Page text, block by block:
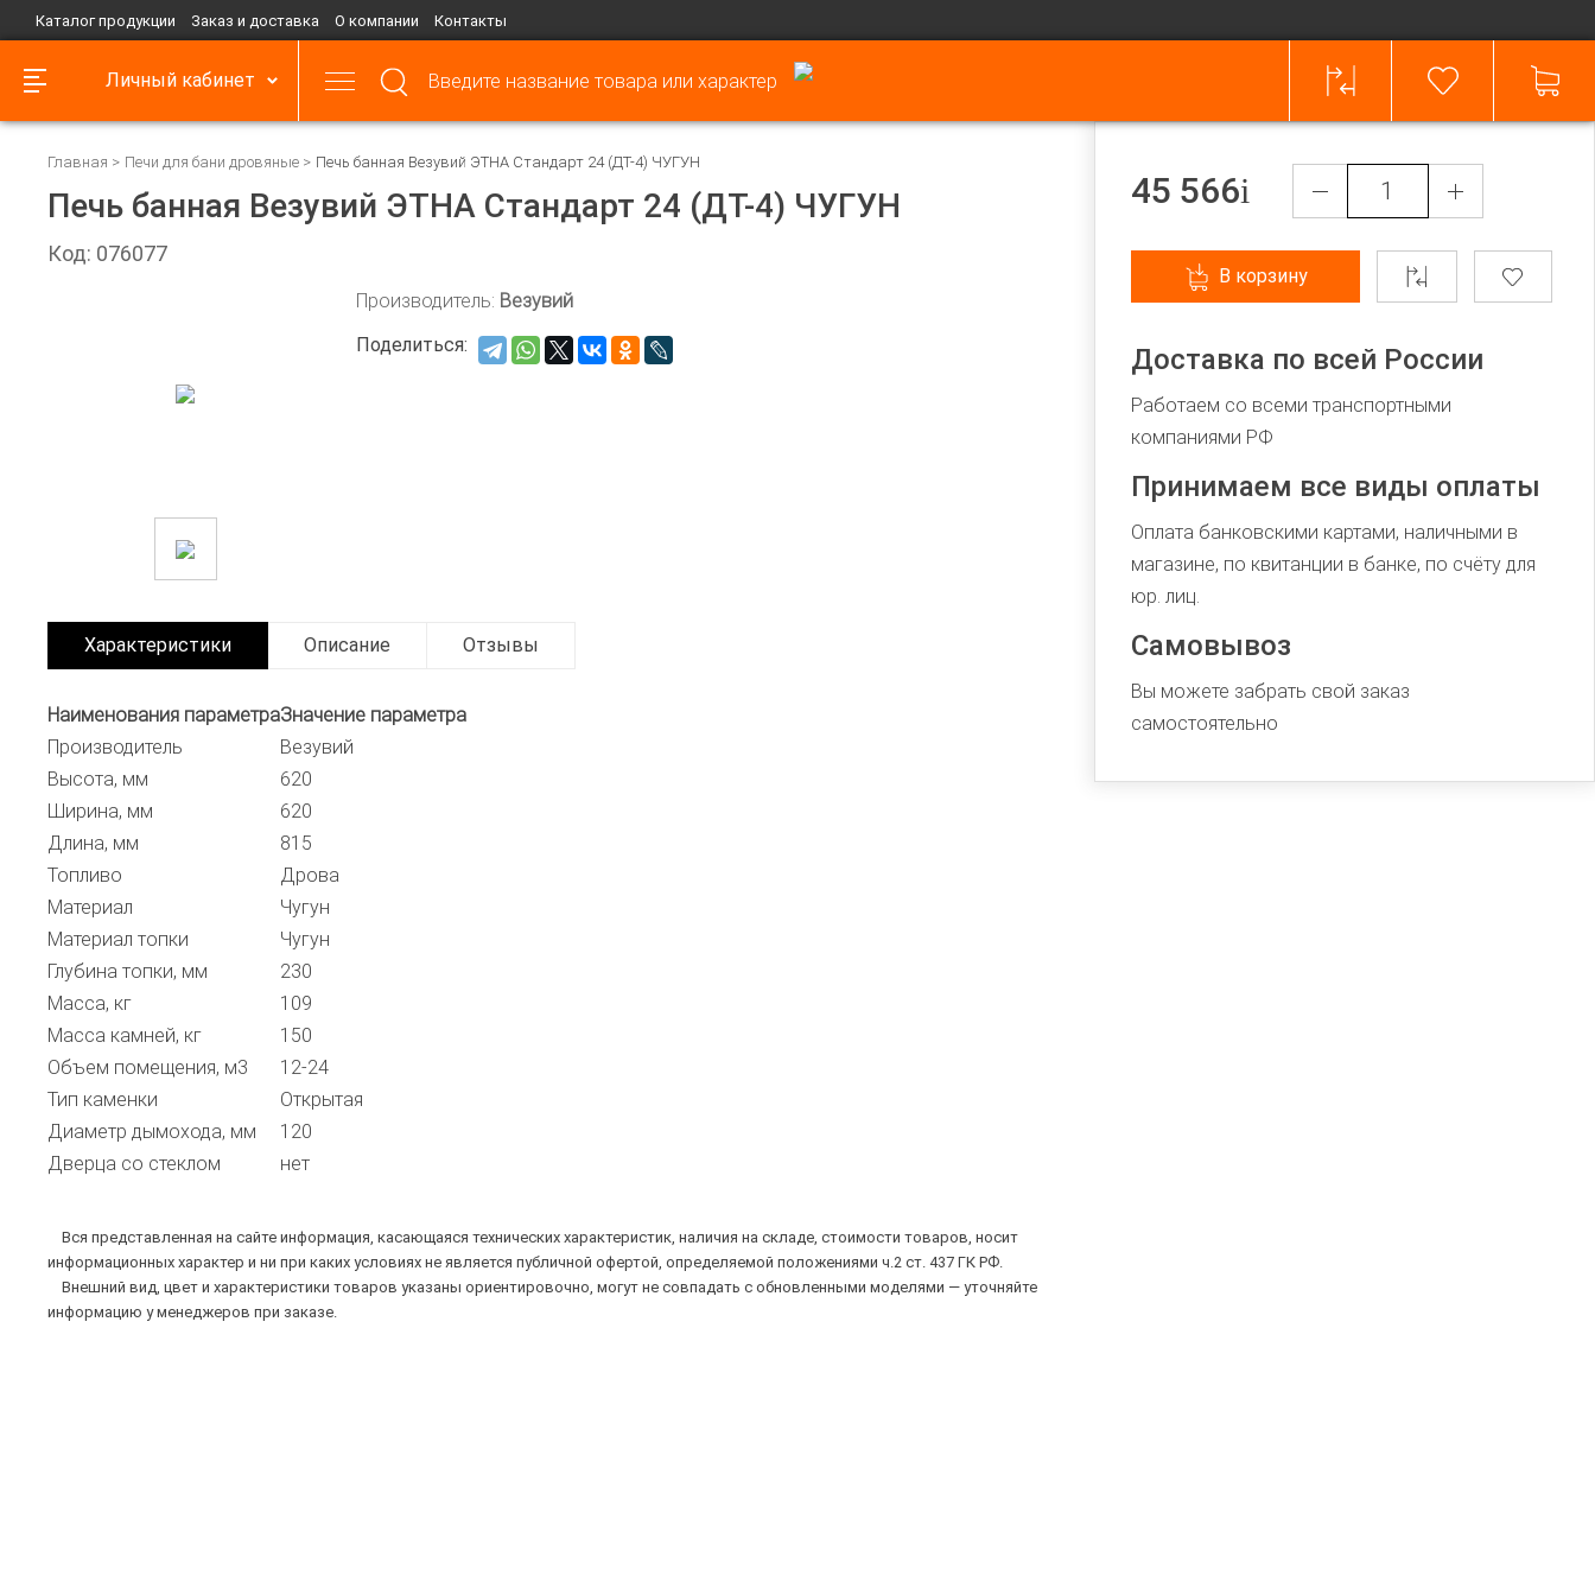
Каталог продукции Заказ и доставка О компании Контакты
Личный кабинет
Главная Печи для бани дровяные Печь банная Везувий ЭТНА Стандарт 24 (ДТ-4) ЧУГУН
Печь банная Везувий ЭТНА Стандарт 24 (ДТ-4) ЧУГУН
Код: 076077
Производитель: Везувий
Поделиться:
Характеристики Описание Отзывы
Наименования параметраЗначение параметра
Производитель
Везувий
Высота, мм
620
Ширина, мм
620
Длина, мм
815
Топливо
Дрова
Материал
Чугун
Материал топки
Чугун
Глубина топки, мм
230
Масса, кг
109
Масса камней, кг
150
Объем помещения, м3
12-24
Тип каменки
Открытая
Диаметр дымохода, мм
120
Дверца со стеклом
нет
Вся представленная на сайте информация, касающаяся технических характеристик, наличия на складе, стоимости товаров, носит
информационных характер и ни при каких условиях не является публичной офертой, определяемой положениями ч.2 ст. 437 ГК РФ.
Внешний вид, цвет и характеристики товаров указаны ориентировочно, могут не совпадать с обновленными моделями — уточняйте
информацию у менеджеров при заказе.
45 566
В корзину
Доставка по всей России
Работаем со всеми транспортными
компаниями РФ
Принимаем все виды оплаты
Оплата банковскими картами, наличными в
магазине, по квитанции в банке, по счёту для
юр. лиц.
Самовывоз
Вы можете забрать свой заказ
самостоятельно